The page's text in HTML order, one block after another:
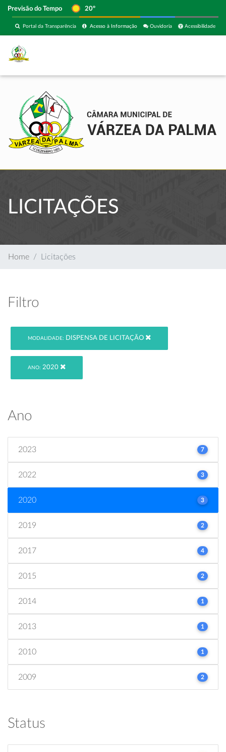
Previsão do Tempo 20º
Acessibilidade
Ouvidoria
Acesso à Informação
Portal da Transparência
LICITAÇÕES
Home Licitações
Filtro
MODALIDADE: DISPENSA DE LICITAÇÃO
ANO: 2020
Ano
2023 7
2022 3
2020 3
2019 2
2017 4
2015 2
2014 1
2013 1
2010 1
2009 2
Status